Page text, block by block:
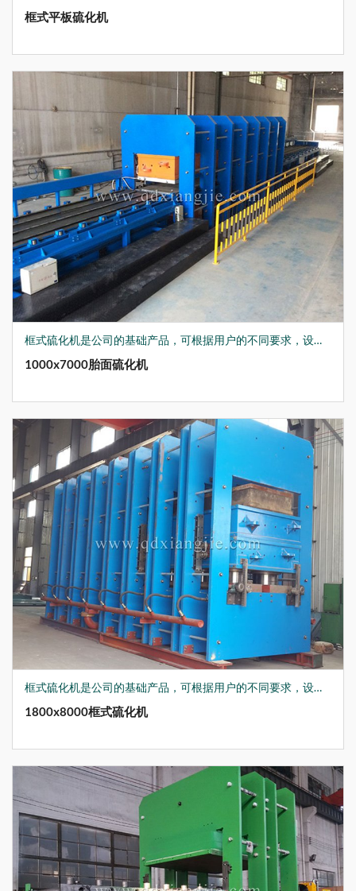
框式平板硫化机
框式硫化机是公司的基础产品，可根据用户的不同要求，设计生产各种非标硫化机，结合现在先进的生产制造技术，在上升/下降速度、硫化时间、温度、保温装置及辅助工作台、推拉模等，均做到了优化设计，如：公司为国内军工企业生产的XLB-Q1500*2700*4/30MN多层硫化机，可用于生产航天隔热材料，产品获得了国家发明专利。
1000x7000胎面硫化机
框式硫化机是公司的基础产品，可根据用户的不同要求，设计生产各种非标硫化机，结合现在先进的生产制造技术，在上升/下降速度、硫化时间、温度、保温装置及辅助工作台、推拉模等，均做到了优化设计，如：公司为国内军工企业生产的XLB-Q1500*2700*4/30MN多层硫化机，可用于生产航天隔热材料，产品获得了国家发明专利。
1800x8000框式硫化机